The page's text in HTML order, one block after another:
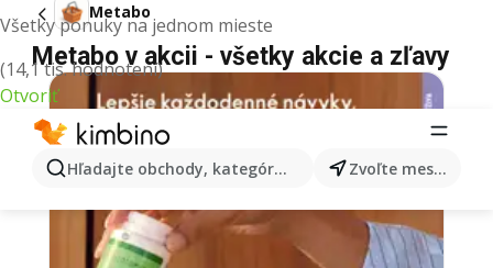
Všetky ponuky na jednom mieste
(14,1 tis. hodnotení)
Otvoriť
Hľadajte obchody, kategórie, produkty... Zvoľte mesto
Metabo
Metabo v akcii - všetky akcie a zľavy